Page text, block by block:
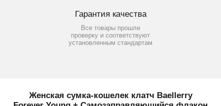
Гарантия качества
Все товары прошли
проверку и соответствуют
установленным стандартам
Женская сумка-кошелек клатч Baellerry